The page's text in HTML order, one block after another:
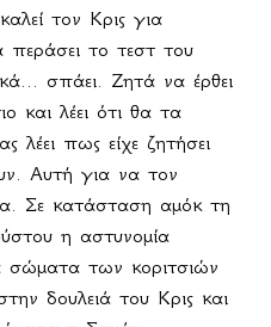
τον Κρις για
το τεστ του
σπάει. Ζητά να έρθει
και λέει ότι θα τα
λέει πως είχε ζητήσει
Αυτή για να τον
Σε κατάσταση αμόκ τη
η αστυνομία
σώματα των κοριτσιών
δουλειά του Κρις και